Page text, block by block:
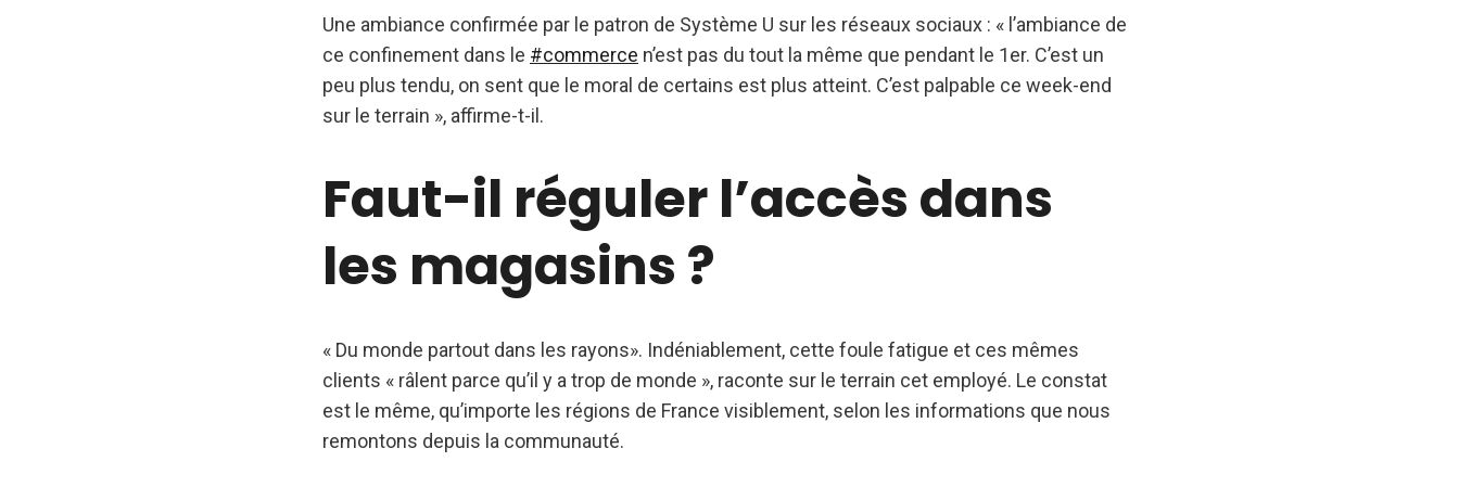
Une ambiance confirmée par le patron de Système U sur les réseaux sociaux : « l’ambiance de
ce confinement dans le #commerce n’est pas du tout la même que pendant le 1er. C’est un
peu plus tendu, on sent que le moral de certains est plus atteint. C’est palpable ce week-end
sur le terrain », affirme-t-il.
Faut-il réguler l’accès dans
les magasins ?
« Du monde partout dans les rayons». Indéniablement, cette foule fatigue et ces mêmes
clients « râlent parce qu’il y a trop de monde », raconte sur le terrain cet employé. Le constat
est le même, qu’importe les régions de France visiblement, selon les informations que nous
remontons depuis la communauté.